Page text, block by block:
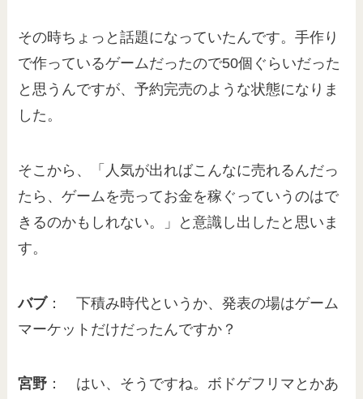
その時ちょっと話題になっていたんです。手作り
で作っているゲームだったので50個ぐらいだった
と思うんですが、予約完売のような状態になりま
した。
そこから、「人気が出ればこんなに売れるんだっ
たら、ゲームを売ってお金を稼ぐっていうのはで
きるのかもしれない。」と意識し出したと思いま
す。
バブ： 下積み時代というか、発表の場はゲーム
マーケットだけだったんですか？
宮野 ： はい、そうですね。ボドゲフリマとかあ